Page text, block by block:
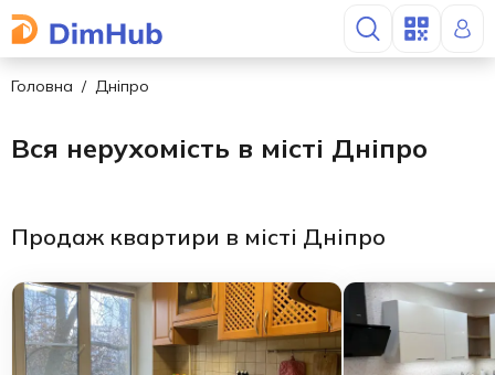
Головна Дніпро
Вся нерухомість в місті Дніпро
Продаж квартири в місті Дніпро